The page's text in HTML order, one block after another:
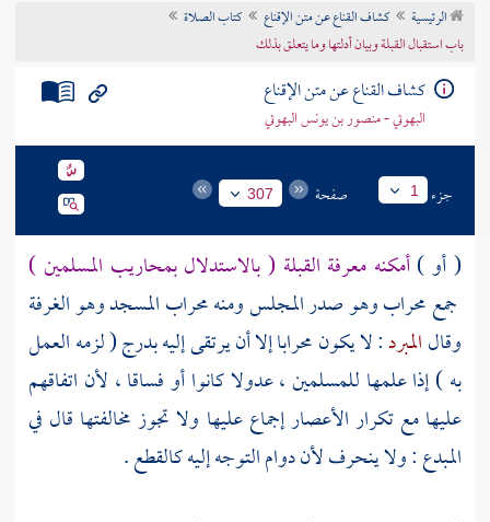
تراجم الأعلام
الرئيسية كشاف القناع عن متن الإقناع
كتاب الصلاة
باب استقبال القبلة وبيان أدلتها وما يتعلق بذلك
كشاف القناع عن متن الإقناع
البهوتي - منصور بن يونس البهوتي
جزء 1 صفحة 307
( أو )أمكنه معرفة القبلة ( بالاستدلال بمحاريب المسلمين )
جمع محراب وهو صدر المجلس ومنه محراب المسجد وهو الغرفة
وقالالمبرد: لا يكون محرابا إلا أن يرتقى إليه بدرج ( لزمه العمل
به ) إذا علمها للمسلمين ، عدولا كانوا أو فساقا ، لأن اتفاقهم
عليها مع تكرار الأعصار إجماع عليها ولا تجوز مخالفتها قال في
المبدع : ولا ينحرف لأن دوام التوجه إليه كالقطع .